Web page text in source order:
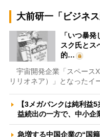
大前研一「ビジネ
「いつ暴
スク氏とス
的…
宇宙開発企業「スペース
リリオネア）」となったイ
【3メガバンクは純利益
益続出の一方で、中小
急増する中国企業の“国